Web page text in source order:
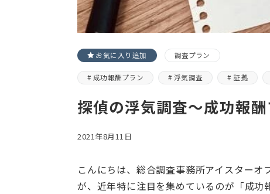
お気に入り追加 調査プラン
成功報酬プラン 浮気調査 証拠
探偵の浮気調査～成功報
2021年8月11日
こんにちは、総合調査事務所アイスター
が、近年特に注目を集めているのが「成功